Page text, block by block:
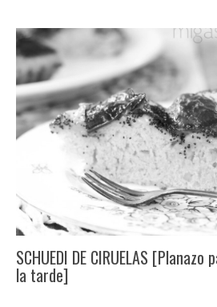
SCHUEDI DE CIRUELAS
la tarde]